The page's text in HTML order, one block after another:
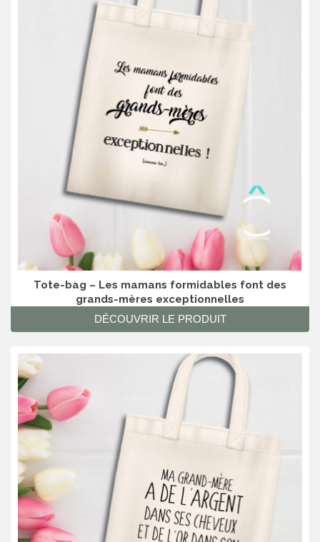
Tote-bag – Les mamans formidables font des
grands-mères exceptionnelles
DÉCOUVRIR LE PRODUIT